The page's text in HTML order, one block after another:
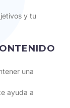
y tu
una
ayuda a